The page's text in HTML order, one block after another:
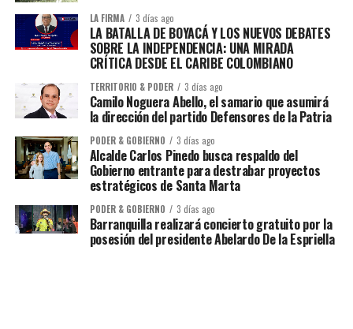
LA FIRMA 3 días ago
LA BATALLA DE BOYACÁ Y LOS NUEVOS DEBATES
SOBRE LA INDEPENDENCIA: UNA MIRADA
CRÍTICA DESDE EL CARIBE COLOMBIANO
TERRITORIO & PODER 3 días ago
Camilo Noguera Abello, el samario que asumirá
la dirección del partido Defensores de la Patria
PODER & GOBIERNO 3 días ago
Alcalde Carlos Pinedo busca respaldo del
Gobierno entrante para destrabar proyectos
estratégicos de Santa Marta
PODER & GOBIERNO 3 días ago
Barranquilla realizará concierto gratuito por la
posesión del presidente Abelardo De la Espriella